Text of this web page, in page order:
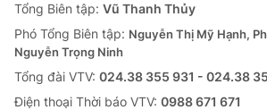
Thế giới đó đây
Câu chuyện quốc tế
Tài chính
Thị trường
Góc doanh nghiệp
Dữ liệu và đời sống
Truyền hình
Tổng Biên tập: Vũ Thanh Thủy
Phó Tổng Biên tập: Nguyễn Thị Mỹ Hạnh,
Nguyễn Trọng Ninh
Tổng đài VTV: 024.38 355 931 - 024.38
Ðiện thoại Thời báo VTV: 0988 671 671